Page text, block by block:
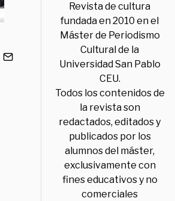
Revista de cultura
fundada en 2010 en el
Máster de Periodismo
Cultural de la
Universidad San Pablo
CEU.
Todos los contenidos de
la revista son
redactados, editados y
publicados por los
alumnos del máster,
exclusivamente con
fines educativos y no
comerciales